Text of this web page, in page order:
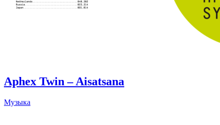
Aphex Twin – Aisatsana
Музыка